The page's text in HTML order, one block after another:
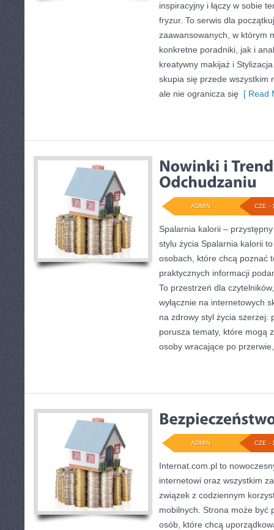
inspiracyjny i łączy w sobie
fryzur. To serwis dla
zaawansowanych, w którym
konkretne poradniki, jak i
kreatywny makijaż i
skupia się przede wszystkim
ale nie ogranicza się [ Read
CZE -
ADMIN
Spalarnia kalorii –
stylu życia Spalarnia kalorii
osobach, które chcą poznać
praktycznych informacji
To przestrzeń dla
wyłącznie na internetowych
na zdrowy styl życia szerzej:
porusza tematy, które mogą
osoby wracające po
CZE -
ADMIN
Internat.com.pl to
internetowi oraz wszystkim
związek z codziennym
mobilnych. Strona może być
osób, które chcą